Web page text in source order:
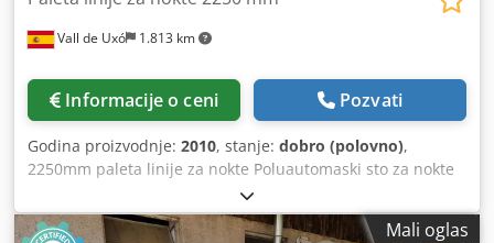
isporuke prema podacima proizvođača ili prethodnog
prodaju. Za polovnu opremu isključuje se svaka garancija,
važi: "kupljeno kao viđeno". Fotografije i video materijali
Uslovi plaćanja: Cene uvećane za zakonski PDV, plaćanje
pre preuzimanja ili slanja. Uslovi isporuke: Sa lokacije.
Vall de Uxó 1.813 km
Informacije o ceni Pozvati
Godina proizvodnje: 2010, stanje: dobro (polovno),
2250mm paleta linije za nokte Poluautomaski sto za nokte
Csdpfx Ajpy H Erjl Serf Turner + (opcionalni označivač)
Viljuškar (maksimalno 3000 mm) Prenos
Mali oglas